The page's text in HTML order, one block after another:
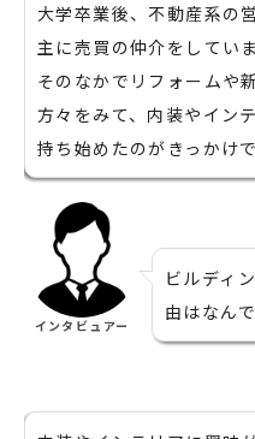
大学卒業後、不動産系の
主に売買の仲介をしていま
そのなかでリフォームや
方々をみて、内装やイン
持ち始めたのがきっかけ
インタビュアー
ビルディ
由はなん